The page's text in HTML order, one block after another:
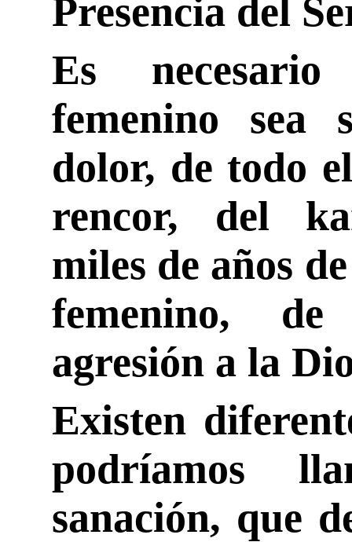
Presencia del
Es
femenino sea
dolor, de todo
rencor, del
miles de años
femenino,
agresión a la
Existen
podríamos
sanación, que